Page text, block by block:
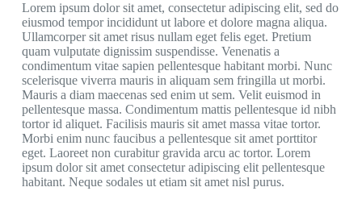
Lorem ipsum dolor sit amet, consectetur adipiscing elit, sed do
eiusmod tempor incididunt ut labore et dolore magna aliqua.
Ullamcorper sit amet risus nullam eget felis eget. Pretium
quam vulputate dignissim suspendisse. Venenatis a
condimentum vitae sapien pellentesque habitant morbi. Nunc
scelerisque viverra mauris in aliquam sem fringilla ut morbi.
Mauris a diam maecenas sed enim ut sem. Velit euismod in
pellentesque massa. Condimentum mattis pellentesque id nibh
tortor id aliquet. Facilisis mauris sit amet massa vitae tortor.
Morbi enim nunc faucibus a pellentesque sit amet porttitor
eget. Laoreet non curabitur gravida arcu ac tortor. Lorem
ipsum dolor sit amet consectetur adipiscing elit pellentesque
habitant. Neque sodales ut etiam sit amet nisl purus.